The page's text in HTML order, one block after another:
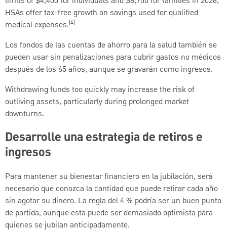
HSAs offer tax-free growth on savings used for qualified
medical expenses.[4]
Los fondos de las cuentas de ahorro para la salud también se
pueden usar sin penalizaciones para cubrir gastos no médicos
después de los 65 años, aunque se gravarán como ingresos.
Withdrawing funds too quickly may increase the risk of
outliving assets, particularly during prolonged market
downturns.
Desarrolle una estrategia de retiros e
ingresos
Para mantener su bienestar financiero en la jubilación, será
necesario que conozca la cantidad que puede retirar cada año
sin agotar su dinero. La regla del 4 % podría ser un buen punto
de partida, aunque esta puede ser demasiado optimista para
quienes se jubilan anticipadamente.